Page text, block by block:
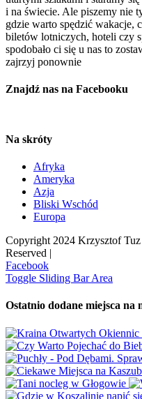
i na świecie. Ale piszemy nie
gdzie warto spędzić wakacje,
biletów lotniczych, hoteli czy
spodobało ci się u nas to
zajrzyj ponownie
Znajdź nas na Facebooku
Na skróty
Afryka
Ameryka
Azja
Bliski Wschód
Europa
Copyright 2024 Krzysztof
Reserved |
Facebook
Toggle Sliding Bar Area
Ostatnio dodane miejsca na